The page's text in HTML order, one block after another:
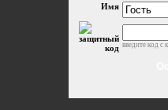
Имя
введите код с